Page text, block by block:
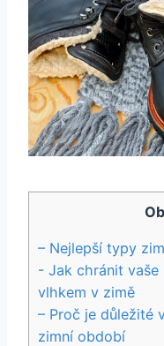
– ‍Nejlepší typy
-⁣ Jak chránit vaše
vlhkem v zimě
– Proč je důležité
zimní období